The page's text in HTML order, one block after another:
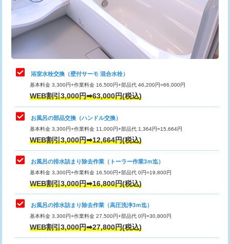
桝清掃 8,800円
止水・漏水調査・防水処理・清掃・修
理・調整・分解・加工など（軽作業）
止水・漏水調査・防水処理・清掃・修
理・調整・分解・加工など（中作業）
22,000円
止水・漏水調査・防水処理・清掃・修
理・調整・分解・加工など（重作業）
33,000円
トイレタンク脱着
トイレ便器脱着
タンクレストイレ脱着 33,000円
小便器トイレ脱着
その他部品の脱着 8,800円～
交換・取付（タンク）
浴室水栓交換（壁付サーモ 混合水栓）
基本料金 3,300円+作業料金 16,500円+部品代 46,200円=66,000円
WEB割引3,000円➡63,000円(税込)
お風呂の部品交換（ハンドル交換）
基本料金 3,300円+作業料金 11,000円+部品代 1,364円=15,664円
WEB割引3,000円➡12,664円(税込)
お風呂の排水詰まり除去作業（トーラー作業3ｍ迄）
基本料金 3,300円+作業料金 16,500円+部品代 0円=19,800円
WEB割引3,000円➡16,800円(税込)
お風呂の排水詰まり除去作業（高圧洗浄3ｍ迄）
基本料金 3,300円+作業料金 27,500円+部品代 0円=30,800円
WEB割引3,000円➡27,800円(税込)